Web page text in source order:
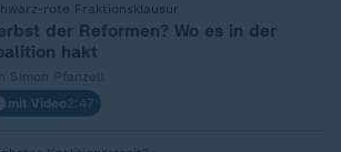
rote Fraktionsklausur
der Reformen? Wo es in der
hakt
mit Video2:47